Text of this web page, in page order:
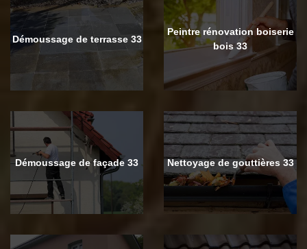
Démoussage de terrasse 33
Peintre rénovation boiserie
bois 33
Démoussage de façade 33 Nettoyage de gouttières 33